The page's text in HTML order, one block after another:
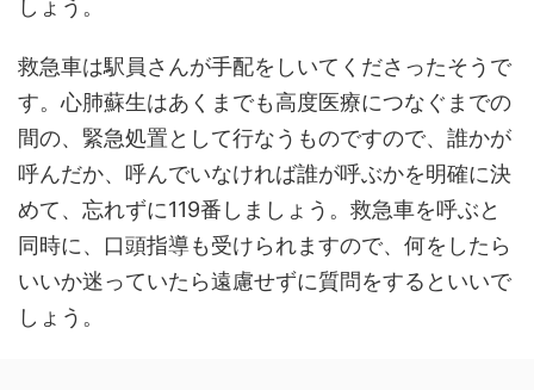
しょう。
救急車は駅員さんが手配をしいてくださったそうで
す。心肺蘇生はあくまでも高度医療につなぐまでの
間の、緊急処置として行なうものですので、誰かが
呼んだか、呼んでいなければ誰が呼ぶかを明確に決
めて、忘れずに119番しましょう。救急車を呼ぶと
同時に、口頭指導も受けられますので、何をしたら
いいか迷っていたら遠慮せずに質問をするといいで
しょう。